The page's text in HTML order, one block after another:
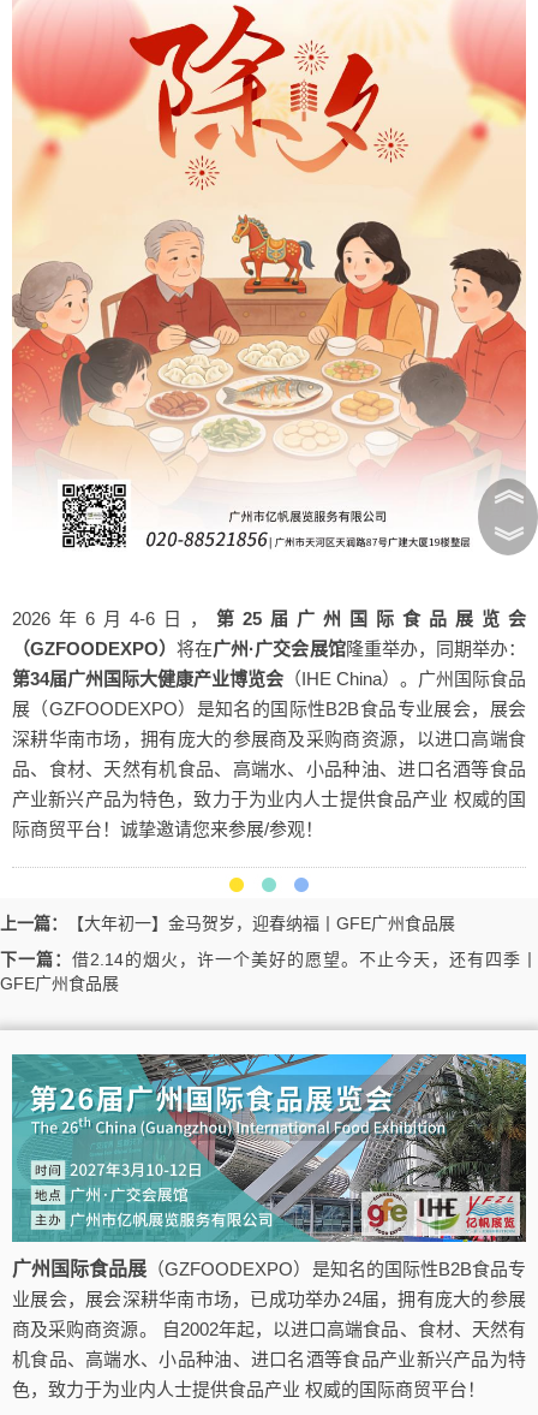
2026年6月4-6日， 第25届广州国际食品展览会
（GZFOODEXPO）将在广州·广交会展馆隆重举办，同期举办：
第34届广州国际大健康产业博览会 （IHE China） 。广州国际食品
展（GZFOODEXPO）是知名的国际性B2B食品专业展会，展会
深耕华南市场，拥有庞大的参展商及采购商资源，以进口高端食
品、食材、天然有机食品、高端水、小品种油、进口名酒等食品
产业新兴产品为特色，致力于为业内人士提供食品产业 权威的国
际商贸平台！诚挚邀请您来参展/参观！
上一篇：
【大年初一】金马贺岁，迎春纳福丨GFE广州食品展
下一篇： 借2.14的烟火，许一个美好的愿望。不止今天，还有四季丨
GFE广州食品展
广州国际食品展 （GZFOODEXPO）是知名的国际性B2B食品专
业展会，展会深耕华南市场，已成功举办24届，拥有庞大的参展
商及采购商资源。 自2002年起，以进口高端食品、食材、天然有
机食品、高端水、小品种油、进口名酒等食品产业新兴产品为特
色，致力于为业内人士提供食品产业 权威的国际商贸平台！
︽
︾